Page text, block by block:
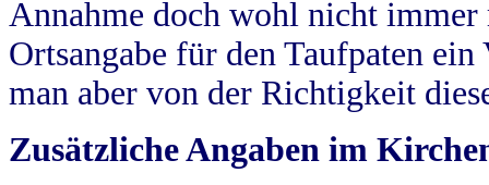
Annahme doch wohl nicht
Ortsangabe für den Taufpaten
man aber von der Richtigkeit
Zusätzliche Angaben im